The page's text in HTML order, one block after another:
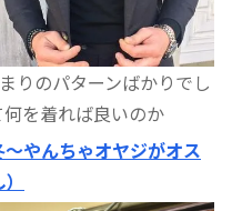
りのパターンばかりでし
を着れば良いのか
やんちゃオヤジがオス